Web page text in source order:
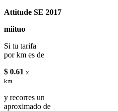
Attitude SE 2017
miituo
Si tu tarifa
por km es de
$ 0.61 x
km
y recorres un
aproximado de